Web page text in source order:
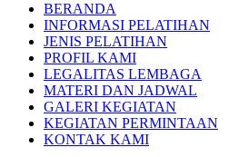
BERANDA
INFORMASI PELATIHAN
JENIS PELATIHAN
PROFIL KAMI
LEGALITAS LEMBAGA
MATERI DAN JADWAL
GALERI KEGIATAN
KEGIATAN PERMINTAAN
KONTAK KAMI